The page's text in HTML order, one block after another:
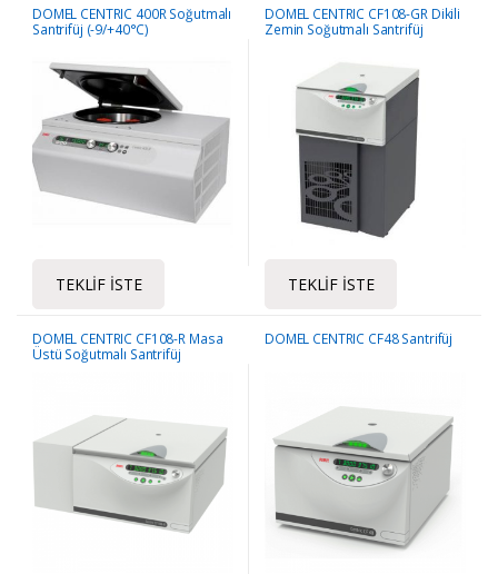
DOMEL CENTRIC 400R Soğutmalı
Santrifüj (-9/+40°C)
TEKLIF İSTE
DOMEL CENTRIC CF108-GR Dikili
Zemin Soğutmalı Santrifüj
TEKLIF İSTE
DOMEL CENTRIC CF108-R Masa
Üstü Soğutmalı Santrifüj
DOMEL CENTRIC CF48 Santrifüj